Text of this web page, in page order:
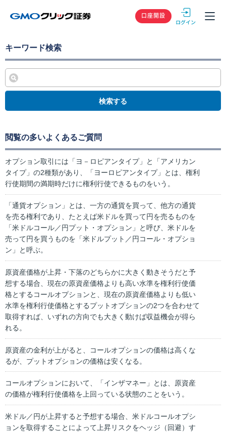
GMOクリック
口座開設
キーワード検索
検索する
閲覧の多いよくあるご質問
オプション取引には「ヨ－ロピアンタイプ」と「アメリカン
タイプ」の2種類があり、「ヨーロピアンタイプ」とは、権利
行使期間の満期時だけに権利行使できるものをいう。
「通貨オプション」とは、一方の通貨を買って、他方の通貨
を売る権利であり、たとえば米ドルを買って円を売るものを
「米ドルコール／円プット・オプション」と呼び、米ドルを
売って円を買うものを「米ドルプット／円コール・オプショ
ン」と呼ぶ。
原資産価格が上昇・下落のどちらかに大きく動きそうだと予
想する場合、現在の原資産価格よりも高い水準を権利行使価
格とするコールオプションと、現在の原資産価格よりも低い
水準を権利行使価格とするプットオプションの2つを合わせて
取得すれば、いずれの方向でも大きく動けば収益機会が得ら
れる。
原資産の金利が上がると、コールオプションの価格は高くな
るが、プットオプションの価格は安くなる。
コールオプションにおいて、「インザマネー」とは、原資産
の価格が権利行使価格を上回っている状態のことをいう。
米ドル／円が上昇すると予想する場合、米ドルコールオプシ
ョンを取得することによって上昇リスクをヘッジ（回避）す